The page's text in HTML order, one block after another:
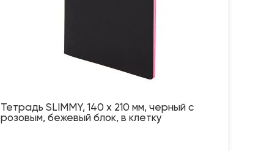
Тетрадь SLIMMY, 140 х 210 мм, черный с
розовым, бежевый блок, в клетку